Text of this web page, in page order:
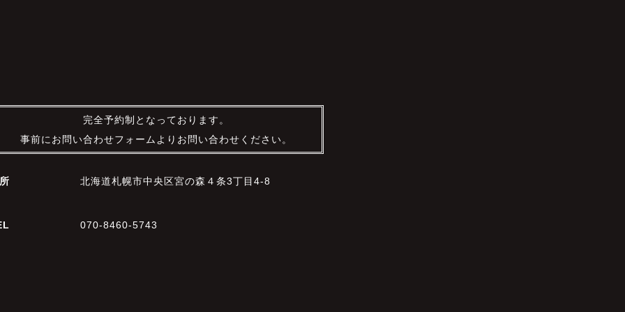
完全予約制となっております。
事前にお問い合わせフォームよりお問い合わせください。
北海道札幌市中央区宮の森４条3丁目4-8
070-8460-5743